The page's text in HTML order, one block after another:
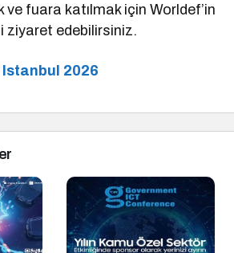
ve fuara katılmak için Worldef’in
ziyaret edebilirsiniz.
2026